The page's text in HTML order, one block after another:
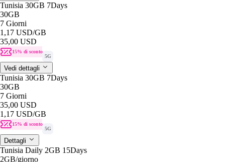
Tunisia 30GB 7Days
30GB
7 Giorni
1,17 USD/GB
35,00 USD
15% di sconto
5G
Vedi dettagli
Tunisia 30GB 7Days
30GB
7 Giorni
35,00 USD
1,17 USD/GB
15% di sconto
5G
Dettagli
Tunisia Daily 2GB 15Days
2GB/giorno